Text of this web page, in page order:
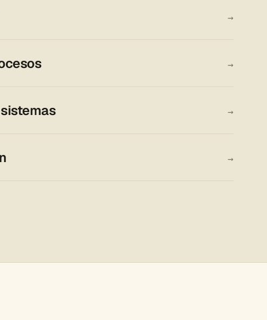
→
→
→
→